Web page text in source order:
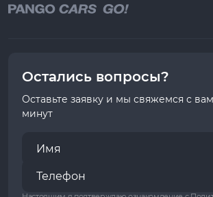
Остались вопросы?
Оставьте заявку и мы свяжемся с
минут